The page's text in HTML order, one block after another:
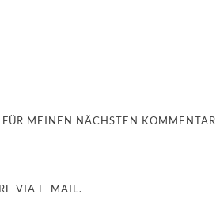
MEINEN NÄCHSTEN KOMMENTAR
VIA E-MAIL.